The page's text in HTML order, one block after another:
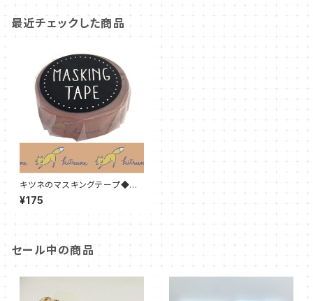
最近チェックした商品
キツネのマスキングテープ◆グ
レイッシュマスキングテープ
きつね
¥175
セール中の商品